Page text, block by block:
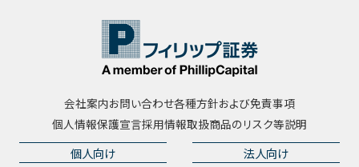
会社案内お問い合わせ各種方針および免責事項
個人情報保護宣言採用情報取扱商品のリスク等説明
個人向け 法人向け